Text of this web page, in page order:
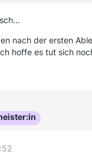
nach der ersten
hoffe es tut sich